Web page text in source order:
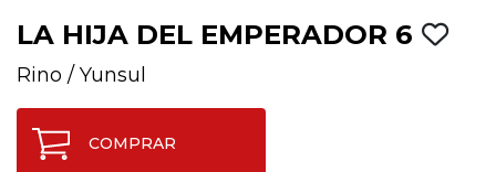
LA HIJA DEL EMPERADOR 6
Rino / Yunsul
COMPRAR